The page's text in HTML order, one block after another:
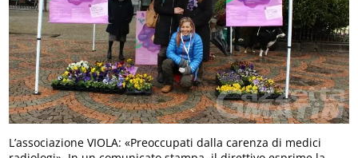
L’associazione VIOLA: «Preoccupati dalla carenza di medici